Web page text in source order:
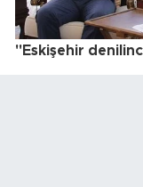
"Eskişehir